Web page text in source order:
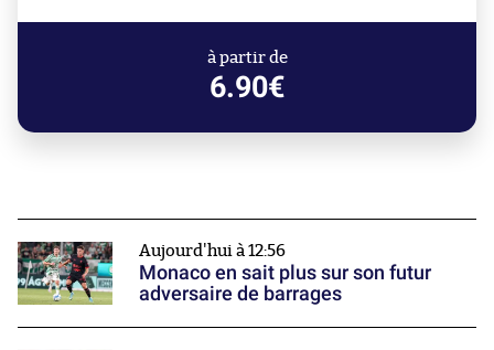
à partir de
6.90€
Aujourd'hui à 12:56
Monaco en sait plus sur son futur
adversaire de barrages